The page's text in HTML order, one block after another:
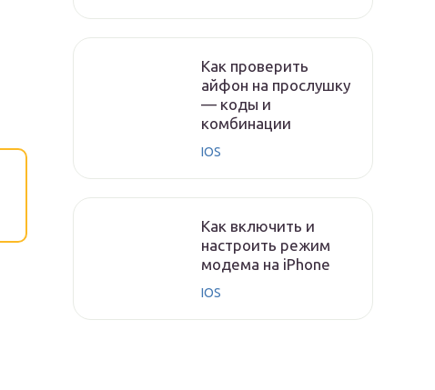
Как проверить
айфон на прослушку
— коды и
комбинации
IOS
Как включить и
настроить режим
модема на iPhone
IOS